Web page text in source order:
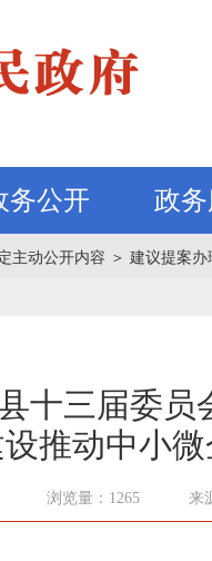
务公开 政
主动公开内容 ＞ 建议提案办
十三届委员
推动中小
浏览量：1265 来